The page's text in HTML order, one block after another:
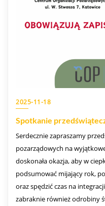
2025-11-18
Spotkanie
Serdecznie zapraszamy
pozarządowych na
doskonała okazja, aby w
podsumować mijający rok,
oraz spędzić czas na
zabraknie również odrobiny